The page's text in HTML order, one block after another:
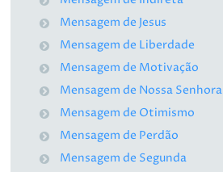
Mensagem de Jesus
Mensagem de Liberdade
Mensagem de Motivação
Mensagem de Nossa Senhora
Mensagem de Otimismo
Mensagem de Perdão
Mensagem de Segunda